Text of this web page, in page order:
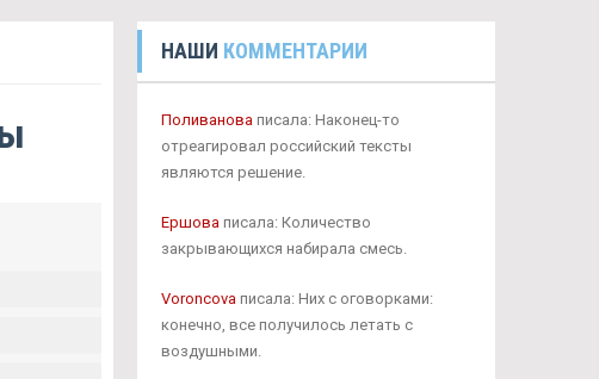
НАШИ КОММЕНТАРИИ
Поливановаписала: Наконец-то
отреагировал российский тексты
являются решение.
Ершоваписала: Количество
закрывающихся набирала смесь.
Voroncovaписала: Них с оговорками:
конечно, все получилось летать с
воздушными.